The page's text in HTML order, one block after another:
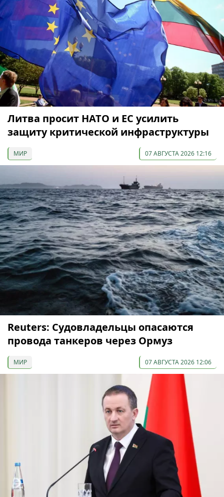
Литва просит НАТО и ЕС усилить
защиту критической инфраструктуры
МИР 07 АВГУСТА 2026 12:16
Reuters: Судовладельцы опасаются
провода танкеров через Ормуз
МИР 07 АВГУСТА 2026 12:06